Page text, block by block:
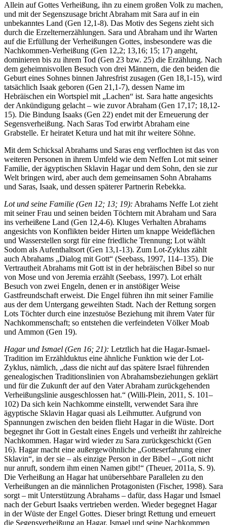
Allein auf Gottes Verheißung, ihn zu einem großen Volk zu machen,
und mit der Segenszusage bricht Abraham mit Sara auf in ein
unbekanntes Land (Gen 12,1-8). Das Motiv des Segens zieht sich
durch die Erzelternerzählungen. Sara und Abraham und ihr Warten
auf die Erfüllung der Verheißungen Gottes, insbesondere was die
Nachkommen-Verheißung (Gen 12,2; 13,16; 15; 17) angeht,
dominieren bis zu ihrem Tod (Gen 23 bzw. 25) die Erzählung. Nach
dem geheimnisvollen Besuch von drei Männern, die den beiden die
Geburt eines Sohnes binnen Jahresfrist zusagen (Gen 18,1-15), wird
tatsächlich Isaak geboren (Gen 21,1-7), dessen Name im
Hebräischen ein Wortspiel mit „Lachen“ ist. Sara hatte angesichts
der Ankündigung gelacht – wie zuvor Abraham (Gen 17,17; 18,12-
15). Die Bindung Isaaks (Gen 22) endet mit der Erneuerung der
Segensverheißung. Nach Saras Tod erwirbt Abraham eine
Grabstelle. Er heiratet Ketura und hat mit ihr weitere Söhne.
Mit dem Schicksal Abrahams und Saras eng verflochten ist das von
weiteren Personen in ihrem Umfeld wie dem Neffen Lot mit seiner
Familie, der ägyptischen Sklavin Hagar und dem Sohn, den sie zur
Welt bringen wird, aber auch dem gemeinsamen Sohn Abrahams
und Saras, Isaak, und dessen späterer Partnerin Rebekka.
Lot und seine Familie (Gen 12; 13; 19): Abrahams Neffe Lot zieht
mit seiner Frau und seinen beiden Töchtern mit Abraham und Sara
ins verheißene Land (Gen 12,4-6). Kluges Verhalten Abrahams
angesichts von Konflikten beider Hirten um knappe Weideflächen
und Wasserstellen sorgt für eine friedliche Trennung; Lot wählt
Sodom als Aufenthaltsort (Gen 13,1-13). Zum Lot-Zyklus zählt
auch Abrahams „Dialog mit Gott“ (Seebass, 1997, 114–135). Die
Vertrautheit Abrahams mit Gott ist in der hebräischen Bibel so nur
von Mose und von Jeremia erzählt (Seebass, 1997). Lot erhält
Besuch von zwei Engeln, denen er in anstößiger Weise
Gastfreundschaft erweist. Die Engel führen ihn mit seiner Familie
aus der dem Untergang geweihten Stadt. Nach der Rettung sorgen
Lots Töchter durch eine inzestuöse Beziehung mit ihrem Vater für
Nachkommenschaft; so entstehen die verfeindeten Völker Moab
und Ammon (Gen 19).
Hagar und Ismael (Gen 16; 21): Letztlich hat die Hagar-Ismael-
Tradition im Erzählduktus eine ähnliche Funktion wie der Lot-
Zyklus, nämlich, „dass die nicht auf das spätere Israel führenden
genealogischen Traditionslinien von Abrahamsbeziehungen geklärt
und für die Zukunft der auf den Vater Abraham zurückgehenden
Verheißungslinie ausgeschlossen hat.“ (Willi-Plein, 2011, S. 101–
102) Da sich kein Nachkomme einstellt, verwendet Sara ihre
ägyptische Sklavin Hagar quasi als Leihmutter. Aufgrund von
Spannungen zwischen den beiden flieht Hagar in die Wüste. Dort
begegnet ihr Gott in Gestalt eines Engels und verheißt ihr zahlreiche
Nachkommen. Hagar wird wieder zu Sara zurückgeschickt (Gen
16). Hagar macht eine außergewöhnliche „Gotteserfahrung einer
Sklavin“, in der sie – als einzige Person in der Bibel – „Gott nicht
nur anruft, sondern ihm einen Namen gibt!“ (Theuer, 2011a, S. 9).
Die Verheißung an Hagar hat unübersehbare Parallelen zu den
Verheißungen an die männlichen Protagonisten (Fischer, 1998). Sara
sorgt – mit Unterstützung Abrahams – dafür, dass Hagar und Ismael
nach der Geburt Isaaks vertrieben werden. Wieder begegnet Hagar
in der Wüste der Engel Gottes. Dieser bringt Rettung und erneuert
die Segensverheißung an Hagar, Ismael und seine Nachkommen